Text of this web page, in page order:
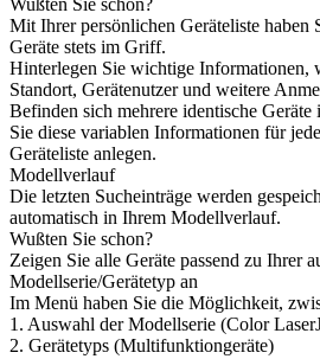
Wußten Sie schon?
Mit Ihrer persönlichen Geräteliste haben
Geräte stets im Griff.
Hinterlegen Sie wichtige Informationen,
Standort, Gerätenutzer und weitere
Befinden sich mehrere identische
Sie diese variablen Informationen für
Geräteliste anlegen.
Modellverlauf
Die letzten Sucheinträge werden
automatisch in Ihrem Modellverlauf.
Wußten Sie schon?
Zeigen Sie alle Geräte passend zu Ihrer
Modellserie/Gerätetyp an
Im Menü haben Sie die Möglichkeit,
1. Auswahl der Modellserie (Color
2. Gerätetyps (Multifunktiongeräte)